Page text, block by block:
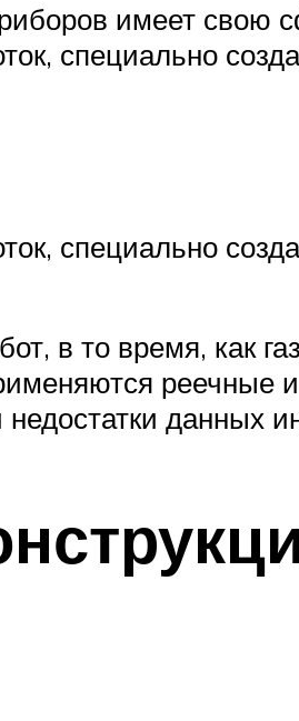
имеет свою
специально
специально
в то время, как
реечные
данных